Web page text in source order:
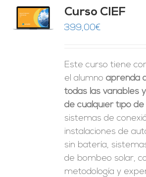
Curso CIEF
399,00€
Este curso tiene
el alumnoaprenda
todas las variables
de cualquier tipo de
sistemas de
instalaciones de
sin batería,
de bombeo solar,
metodología y